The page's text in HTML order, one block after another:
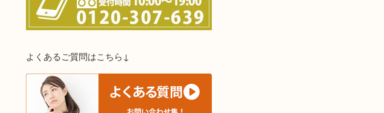
よくあるご質問はこちら↓